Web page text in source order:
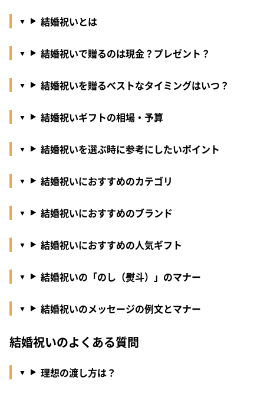
結婚祝いとは
結婚祝いで贈るのは現金？プレゼント？
結婚祝いを贈るべストなタイミングはいつ？
結婚祝いギフトの相場・予算
結婚祝いを選ぶ時に参考にしたいポイント
結婚祝いにおすすめのカテゴリ
結婚祝いにおすすめのブランド
結婚祝いにおすすめの人気ギフト
結婚祝いの「のし（熨斗）」のマナー
結婚祝いのメッセージの例文とマナー
結婚祝いのよくある質問
理想の渡し方は？